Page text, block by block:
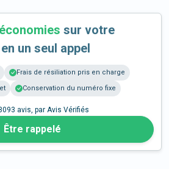
sur votre
un seul appel
Frais de résiliation pris en charge
Conservation du numéro fixe
avis, par Avis Vérifiés
Être rappelé